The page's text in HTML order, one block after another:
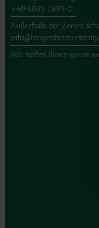
+49 6035 1899-0
Außerhalb der Zeiten
Wir helfen Ihnen gerne